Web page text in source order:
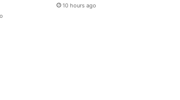
10 hours ago